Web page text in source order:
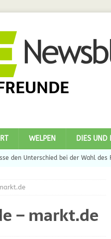
WELPEN DIES UND
den Unterschied bei der Wahl des
DIES UND DAS
– markt.de